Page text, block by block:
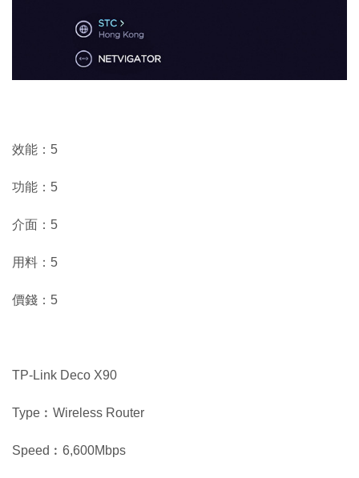
效能：5
功能：5
介面：5
用料：5
價錢：5
TP-Link Deco X90
Type︰Wireless Router
Speed︰6,600Mbps